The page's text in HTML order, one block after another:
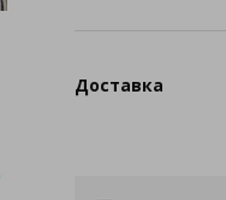
Доставка